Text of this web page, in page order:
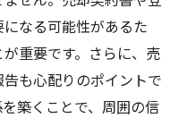
なる可能性があるた
重要です。さらに、売
も心配りのポイントで
築くことで、周囲の信